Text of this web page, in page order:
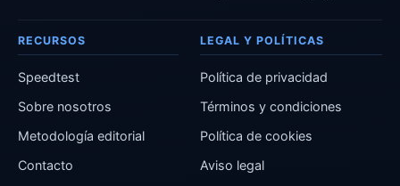
RECURSOS
Speedtest
Sobre nosotros
Metodología editorial
Contacto
LEGAL Y POLÍTICAS
Política de privacidad
Términos y condiciones
Política de cookies
Aviso legal